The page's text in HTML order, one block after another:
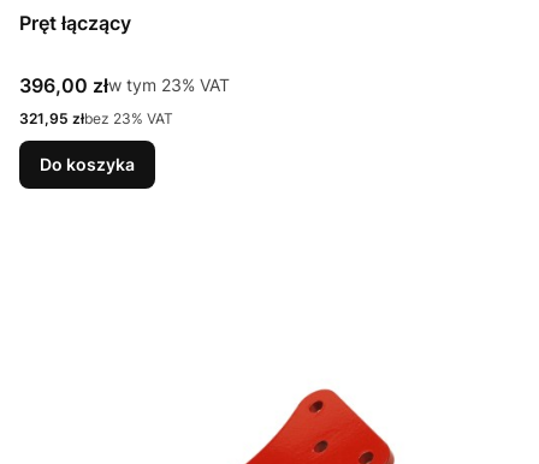
Pręt łączący
Cena brutto
396,00 złw tym %s VAT
w tym 23% VAT
Cena netto
321,95 złbez 23% VAT
Do koszyka